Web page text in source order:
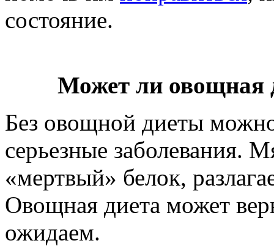
состояние.
Может ли овощная
Без овощной диеты
серьезные заболевания.
«мертвый» белок,
Овощная диета может
ожидаем.